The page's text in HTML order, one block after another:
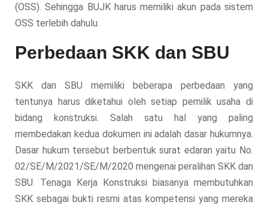
(OSS). Sehingga BUJK harus memiliki akun pada sistem
OSS terlebih dahulu.
Perbedaan SKK dan SBU
SKK dan SBU memiliki beberapa perbedaan yang
tentunya harus diketahui oleh setiap pemilik usaha di
bidang konstruksi. Salah satu hal yang paling
membedakan kedua dokumen ini adalah dasar hukumnya.
Dasar hukum tersebut berbentuk surat edaran yaitu No.
02/SE/M/2021/SE/M/2020 mengenai peralihan SKK dan
SBU. Tenaga Kerja Konstruksi biasanya membutuhkan
SKK sebagai bukti resmi atas kompetensi yang mereka